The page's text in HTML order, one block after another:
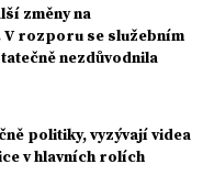
změny na
rozporu se služebním
nezdůvodnila
politiky, vyzývají videa
v hlavních rolích